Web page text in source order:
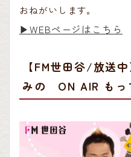
おねがいします。
▶︎WEBページはこちら
【FM世田谷/放送
みの ON AIR もっ